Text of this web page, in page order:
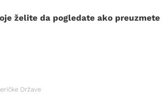
želite da pogledate ako preuzmete
Države